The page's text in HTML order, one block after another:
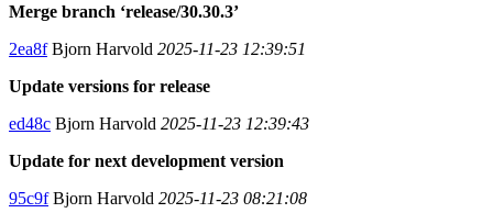
Merge branch ‘release/30.30.3’
2ea8fBjorn Harvold 2025-11-23 12:39:51
Update versions for release
ed48c Bjorn Harvold 2025-11-23 12:39:43
Update for next development version
95c9fBjorn Harvold 2025-11-23 08:21:08